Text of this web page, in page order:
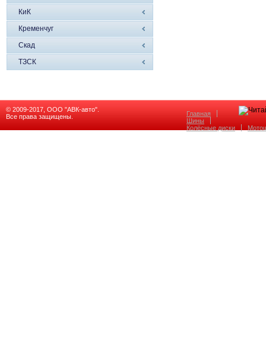
КиК
Кременчуг
Скад
ТЗСК
© 2009-2017, ООО "АВК-авто".
Все права защищены.
Главная
Шины
Колёсные диски